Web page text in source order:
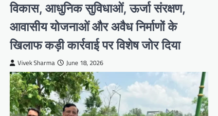
विकास, आधुनिक सुविधाओं, ऊर्जा संरक्षण,
आवासीय योजनाओं और अवैध निर्माणों के
खिलाफ कड़ी कार्रवाई पर विशेष जोर दिया
Vivek Sharma June 18, 2026